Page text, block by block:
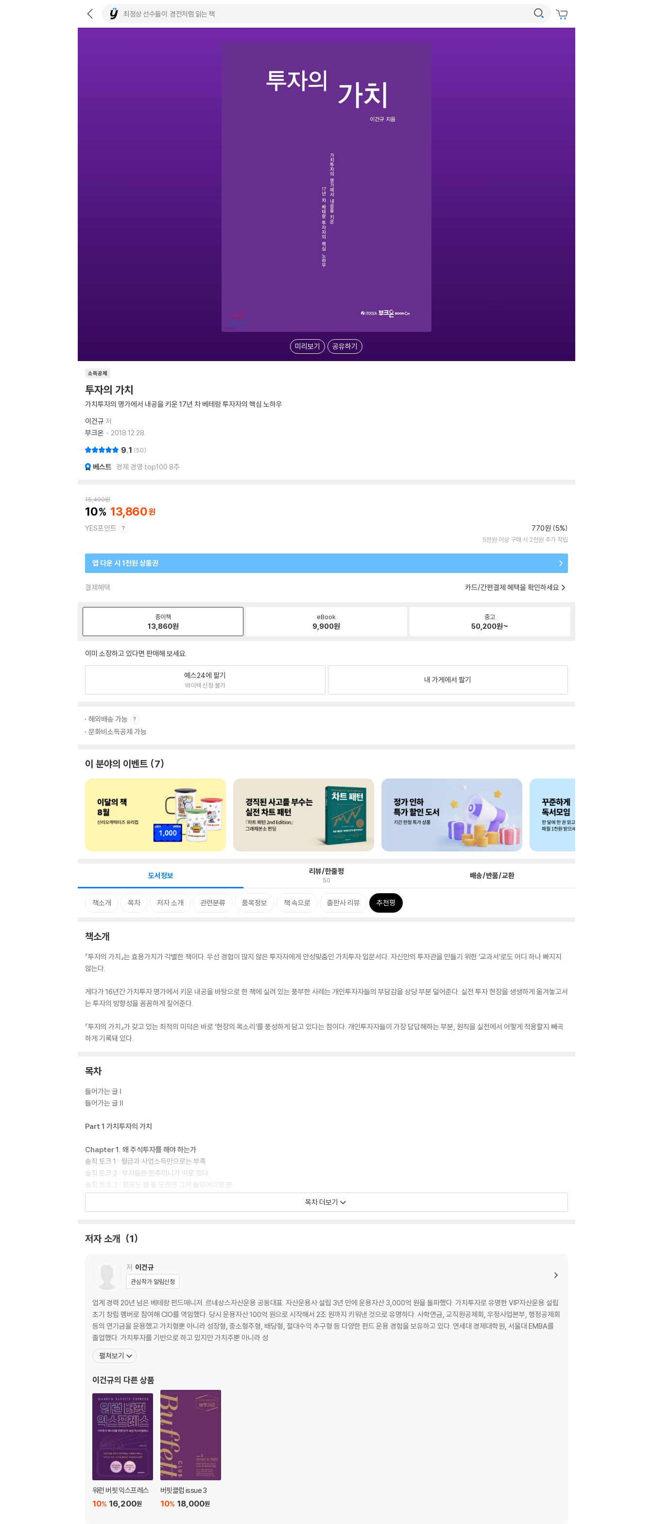
미리보기 공유하기
소득공제
투자의 가치
가치투자의 명가에서 내공을 키운 17년 차 베테랑 투자자의 핵심 노하우
이건규 저
부크온
2018.12.28.
9.1 50
베스트 경제 경영 top100 8주
15,400원
10 13,860
YES포인트 770원 (5%)
5만원 이상 구매 시 2천원 추가 적립
앱 다운 시 1천원 상품권
결제혜택 카드/간편결제 혜택을 확인하세요
종이책
13,860원
eBook
9,900원
중고
50,200원~
이미 소장하고 있다면 판매해 보세요.
예스24에 팔기
바이백 신청 불가
내 가게에서 팔기
해외배송 가능
문화비소득공제 가능
이 분야의 이벤트 7
도서정보 리뷰/한줄평
50 배송/반품/교환
책소개 목차 저자 소개 관련분류 품목정보 책 속으로 출판사 리뷰 추천평
책소개
『투자의 가치』는 효용가치가 각별한 책이다. 우선 경험이 많지 않은 투자자에게 안성맞춤인 가치투자 입문서다. 자신만의 투자관을 만들기 위한 ‘교과서’로도 어디 하나 빠지지
않는다.
게다가 16년간 가치투자 명가에서 키운 내공을 바탕으로 한 책에 실려 있는 풍부한 사례는 개인투자자들의 부담감을 상당 부분 덜어준다. 실전 투자 현장을 생생하게 옮겨놓고서
는 투자의 방향성을 꼼꼼하게 짚어준다.
『투자의 가치』가 갖고 있는 최적의 미덕은 바로 ‘현장의 목소리’를 풍성하게 담고 있다는 점이다. 개인투자자들이 가장 답답해하는 부분, 원칙을 실전에서 어떻게 적용할지 빼곡
하게 기록돼 있다.
목차
들어가는 글 Ⅰ
들어가는 글 Ⅱ
Part 1 가치투자의 가치
Chapter 1. 왜 주식투자를 해야 하는가
솔직 토크 1 : 월급과 사업소득만으로는 부족
솔직 토크 2 : 부자들은 돈주머니가 따로 있다
솔직 토크 3 : 황금도 볼 줄 모르면 그저 돌덩어리일 뿐
솔직 토크 4 : 개미들의 이유 있는 추락
1. 꼭 알아둬야 할 개념‘주가의 볼록성’
고수의 다이어리 : 최적의 주식 보유 비중은?
Chapter 3. 가치주 재평가 사례와 투자 전략
1. 소외주 투자 전략 : ‘소외된 주식의 재평가’ 사례
2. GARP 투자 전략 : ‘탁월한 비즈니스 퀄리티’ 사례
3. 배당주 투자 전략 : ‘모범적인 주주정책’ 사례
4. 복합기업 투자 전략 : ‘숨겨진 자산가치’ 사례
5. 경기순환주 투자 전략 : ‘수년 만의 순이익 전환’ 사례
6. 이벤트 및 턴 어라운드 투자 전략 : ‘부활의 징후’ 사례
Chapter 4. 17년 차 프로의 가치투자론
1. 가치투자 환경이 변했다
2. 가치투자 전략을 수정하라
고수의 다이어리 : 배당주는 여전히 유효한가?
고수의 다이어리 : 가치투자는 항상 우월한가?
Part 2 가치투자 첫걸음
Chapter 5. 7가지 투자 아이디어 발굴법
1. 등잔 밑이 어두운 법 : 내가 속해 있는 업종 살펴보기
2. ‘품절’과 ‘완판’이 갖는 의미 : 생활 속의 발견
고수의 다이어리 : 아토피에 좋은 크림이 있다고?
목차 더보기
저자 소개 1
저 이건규
관심작가 알림신청
업계 경력 20년 넘은 베테랑 펀드매니저. 르네상스자산운용 공동대표. 자산운용사 설립 3년 만에 운용자산 3,000억 원을 돌파했다. 가치투자로 유명한 VIP자산운용 설립
초기 창립 멤버로 참여해 CIO를 역임했다. 당시 운용자산 100억 원으로 시작해서 2조 원까지 키워낸 것으로 유명하다. 사학연금, 교직원공제회, 우정사업본부, 행정공제회
등의 연기금을 운용했고 가치형뿐 아니라 성장형, 중소형주형, 배당형, 절대수익 추구형 등 다양한 펀드 운용 경험을 보유하고 있다. 연세대 경제대학원, 서울대 EMBA를
졸업했다. 가치투자를 기반으로 하고 있지만 가치주뿐 아니라 성
펼쳐보기
이건규의 다른 상품
워런 버핏 익스프레스
16,200원
10%
버핏클럽 issue 3
18,000원
10%